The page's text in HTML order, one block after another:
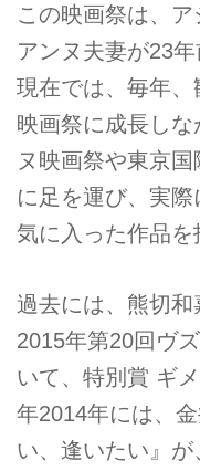
この映画祭は、
アンヌ夫妻が23年
現在では、毎年
映画祭に成長し
ヌ映画祭や東京
に足を運び、実際
気に入った作品を
過去には、熊切和
2015年第20回ヴ
いて、特別賞 ギ
年2014年には、
い、逢いたい』